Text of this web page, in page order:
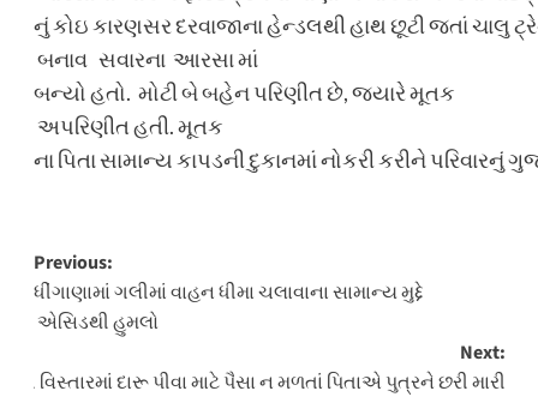
નું કોઇ કારણસર દરવાજાના હેન્ડલથી હાથ છૂટી જતાં
બનાવ સવારના આરસા માં
બન્યો હતો. મોટી બે બહેન પરિણીત છે, જ્યારે મૂતક
અપરિણીત હતી. મૂતક
ના પિતા સામાન્ય કાપડની દુકાનમાં નોકરી કરીને
Post
navigation
Previous:
ધીંગાણામાં ગલીમાં વાહન ધીમા ચલાવાના સામાન્ય મુદ્દે
એસિડથી હુમલો
Next:
વિસ્તારમાં દારૂ પીવા માટે પૈસા ન મળતાં પિતાએ પુત્રને છરી મારી